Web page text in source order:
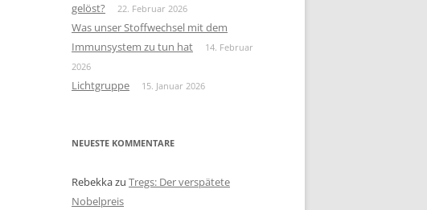
gelöst?
22. Februar 2026
Was unser Stoffwechsel mit dem
Immunsystem zu tun hat
14. Februar
2026
Lichtgruppe 15. Januar 2026
NEUESTE KOMMENTARE
Rebekkazu Tregs: Der verspätete
Nobelpreis